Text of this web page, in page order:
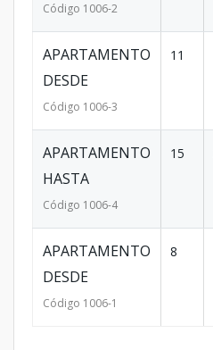
Código 1006-2
APARTAMENTO
DESDE
Código 1006-3
11
APARTAMENTO
HASTA
Código 1006-4
15
APARTAMENTO
DESDE
Código 1006-1
8